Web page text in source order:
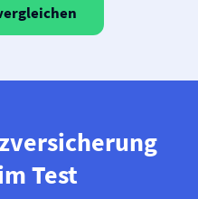
Test